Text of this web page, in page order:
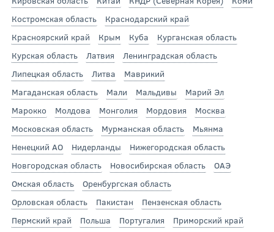
Костромская область
Краснодарский край
Красноярский край
Крым Куба
Курганская область
Курская область
Латвия
Ленинградская область
Липецкая область
Литва
Маврикий
Магаданская область
Мали Мальдивы
Марий Эл
Марокко
Молдова Монголия Мордовия
Москва
Московская область
Мурманская область
Мьянма
Ненецкий АО
Нидерланды
Нижегородская область
Новгородская область
Новосибирская область
ОАЭ
Омская область
Оренбургская область
Орловская область
Пакистан
Пензенская область
Пермский край
Польша Португалия
Приморский край